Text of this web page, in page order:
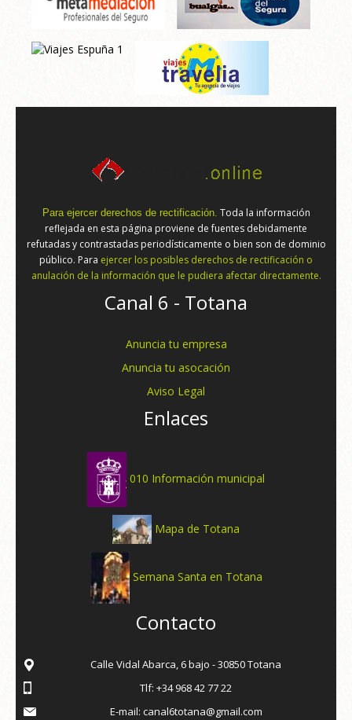
Para ejercer derechos de rectificación. Toda la información
reflejada en esta página proviene de fuentes debidamente
refutadas y contrastadas periodísticamente o bien son de dominio
público. Para ejercer los posibles derechos de rectificación o
anulación de la información que le pudiera afectar directamente.
Canal 6 - Totana
Anuncia tu empresa
Anuncia tu asocación
Aviso Legal
Enlaces
010 Información municipal
Mapa de Totana
Semana Santa en Totana
Contacto
Calle Vidal Abarca, 6 bajo - 30850 Totana
Tlf: +34 968 42 77 22
E-mail: canal6totana@gmail.com